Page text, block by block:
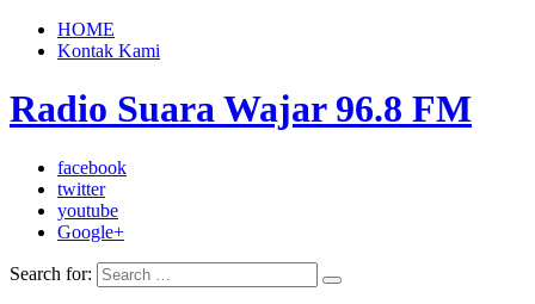
HOME
Kontak Kami
Radio Suara Wajar 96.8 FM
facebook
twitter
youtube
Google+
Search for: